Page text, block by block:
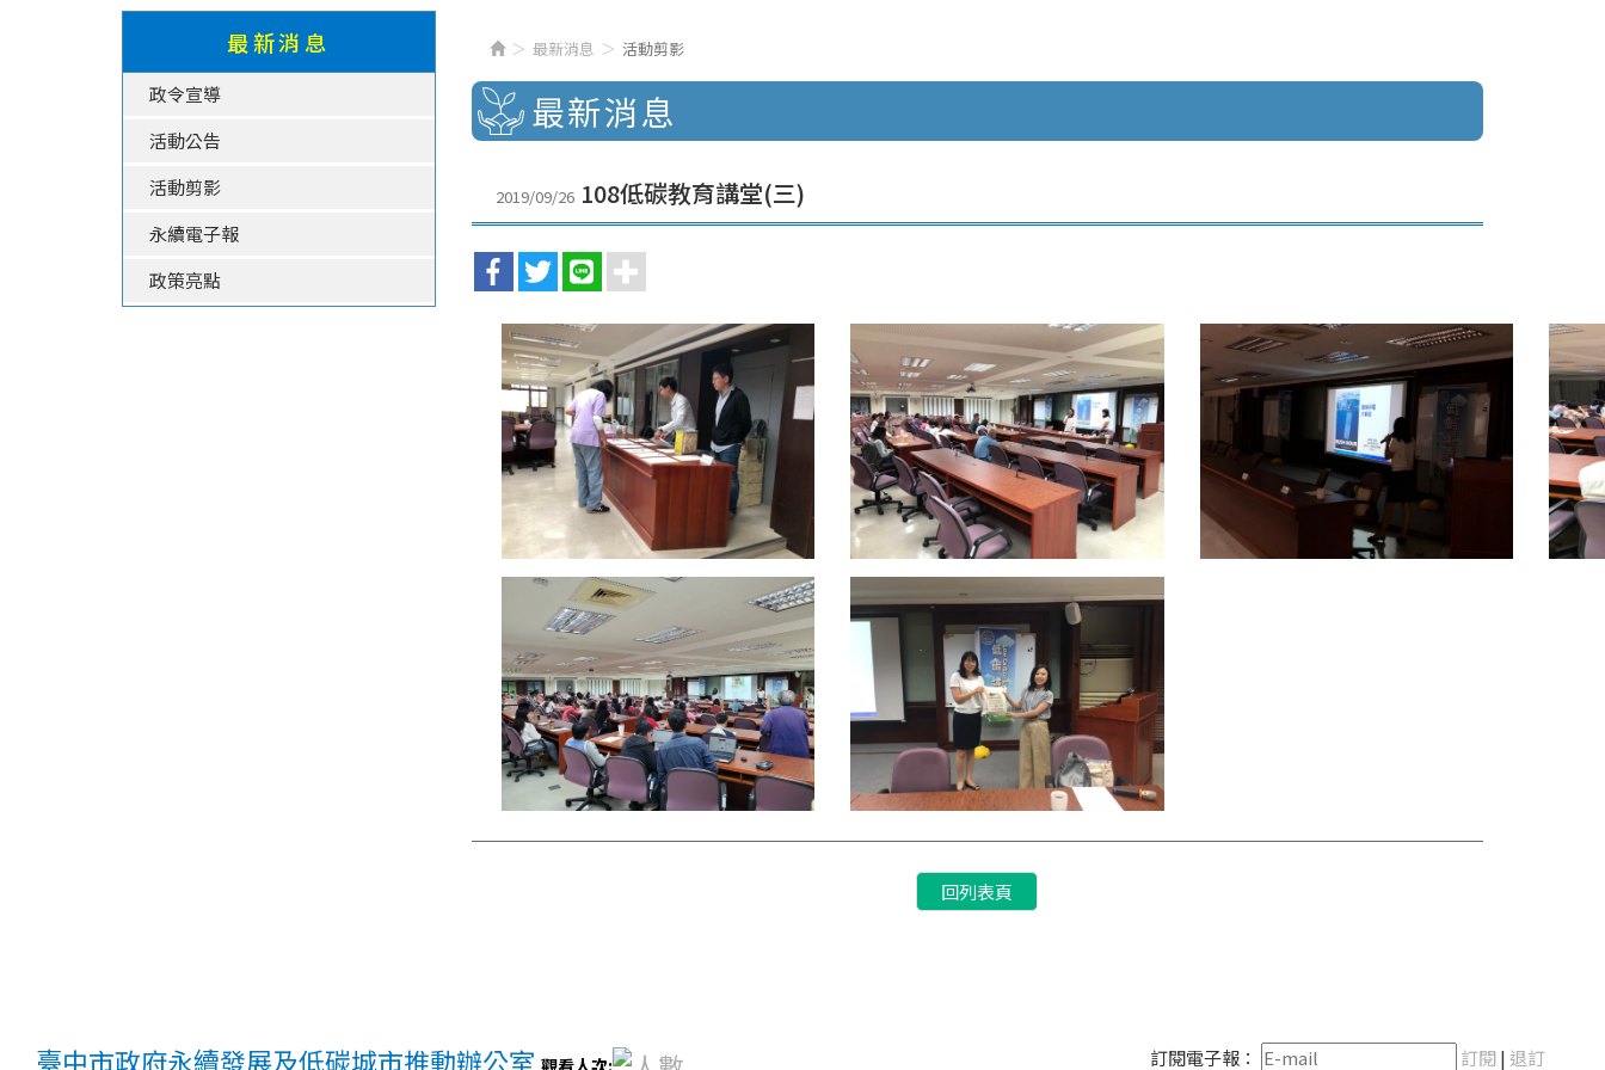
最新消息
政令宣導
活動公告
活動剪影
永續電子報
政策亮點
最新消息 活動剪影
最新消息
2019/09/26108低碳教育講堂(三)
回列表頁
臺中市政府永續發展及低碳城市推動辦公室 訂閱電子報： 訂閱| 退訂